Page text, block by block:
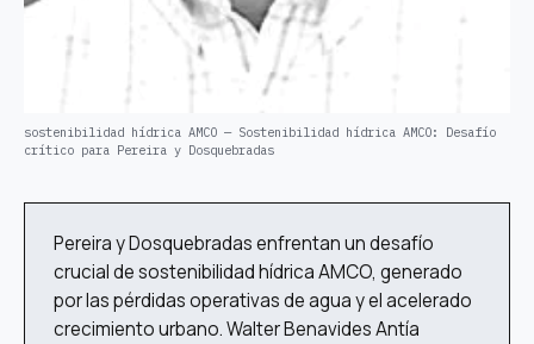
sostenibilidad hídrica AMCO — Sostenibilidad hídrica AMCO: Desafío
crítico para Pereira y Dosquebradas
Pereira y Dosquebradas enfrentan un desafío
crucial de sostenibilidad hídrica AMCO, generado
por las pérdidas operativas de agua y el acelerado
crecimiento urbano. Walter Benavides Antía